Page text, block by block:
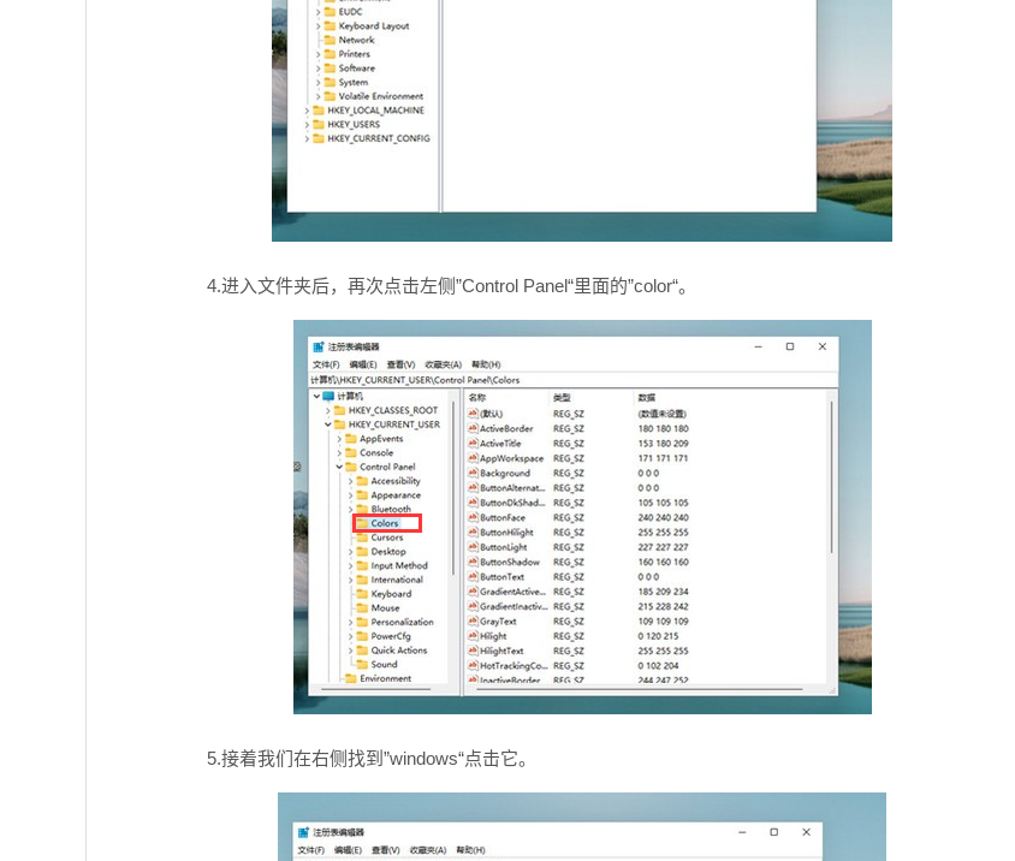
4.进入文件夹后，再次点击左侧”Control Panel“里面的”color“。
5.接着我们在右侧找到”windows“点击它。